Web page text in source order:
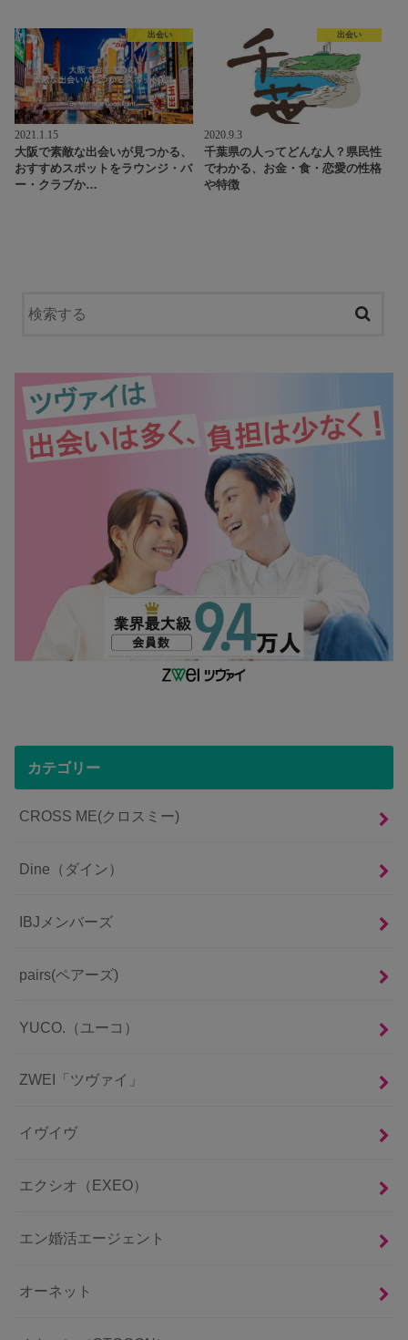
出会い
2021.1.15
大阪で素敵な出会いが見つかる、
おすすめスポットをラウンジ・バ
ー・クラブか…
出会い
2020.9.3
千葉県の人ってどんな人？県民性
でわかる、お金・食・恋愛の性格
や特徴
カテゴリー
CROSS ME(クロスミー)
Dine（ダイン）
IBJメンバーズ
pairs(ペアーズ)
YUCO.（ユーコ）
ZWEI「ツヴァイ」
イヴイヴ
エクシオ（EXEO）
エン婚活エージェント
オーネット